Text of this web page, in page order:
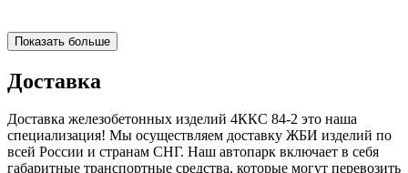
Показать больше
Доставка
Доставка железобетонных изделий 4ККС 84-2 это наша
специализация! Мы осуществляем доставку ЖБИ изделий по
всей России и странам СНГ. Наш автопарк включает в себя
габаритные транспортные средства, которые могут перевозить